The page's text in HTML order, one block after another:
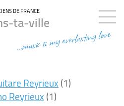
DE FRANCE
ta-ville
...music is my everlasting love
Reyrieux(1)
Reyrieux(1)